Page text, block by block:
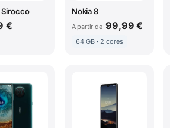
Sirocco
€
Nokia 8
A partir de 99,99 €
64 GB · 2 cores